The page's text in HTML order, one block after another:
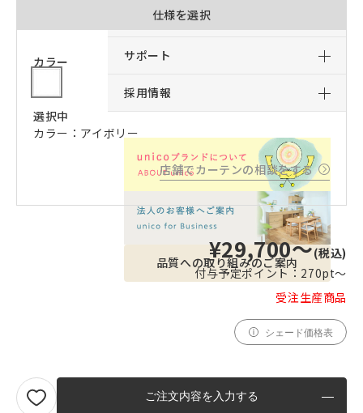
サービス
サポート
採用情報
品質への取り組みのご案内
仕様を選択
カラー
選択中
カラー：アイボリー
店舗でカーテンの相談をする
¥29,700〜(税込)
付与予定ポイント： 270pt〜
受注生産商品
シェード価格表
ご注文内容を入力する